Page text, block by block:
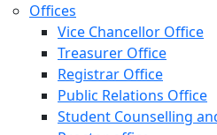
Offices
Vice Chancellor Office
Treasurer Office
Registrar Office
Public Relations Office
Student Counselling